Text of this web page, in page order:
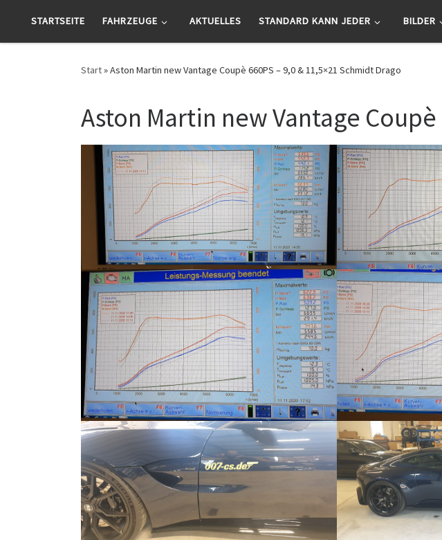
Zum Inhalt springen
STARTSEITE FAHRZEUGE AKTUELLES STANDARD KANN JEDER BILDER
Start»Aston Martin new Vantage Coupè 660PS – 9,0 & 11,5×21 Schmidt Drago
Aston Martin new Vantage